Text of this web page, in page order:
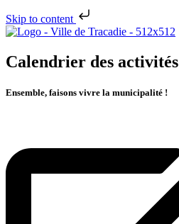
Skip to content
Calendrier des activités
Ensemble, faisons vivre la municipalité !